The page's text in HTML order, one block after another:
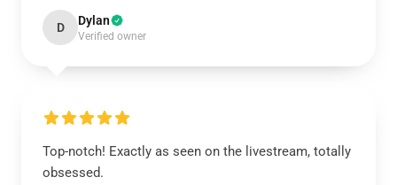
D Dylan
Verified owner
Top-notch! Exactly as seen on the livestream, totally
obsessed.